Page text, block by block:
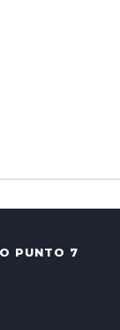
PUNTO 7